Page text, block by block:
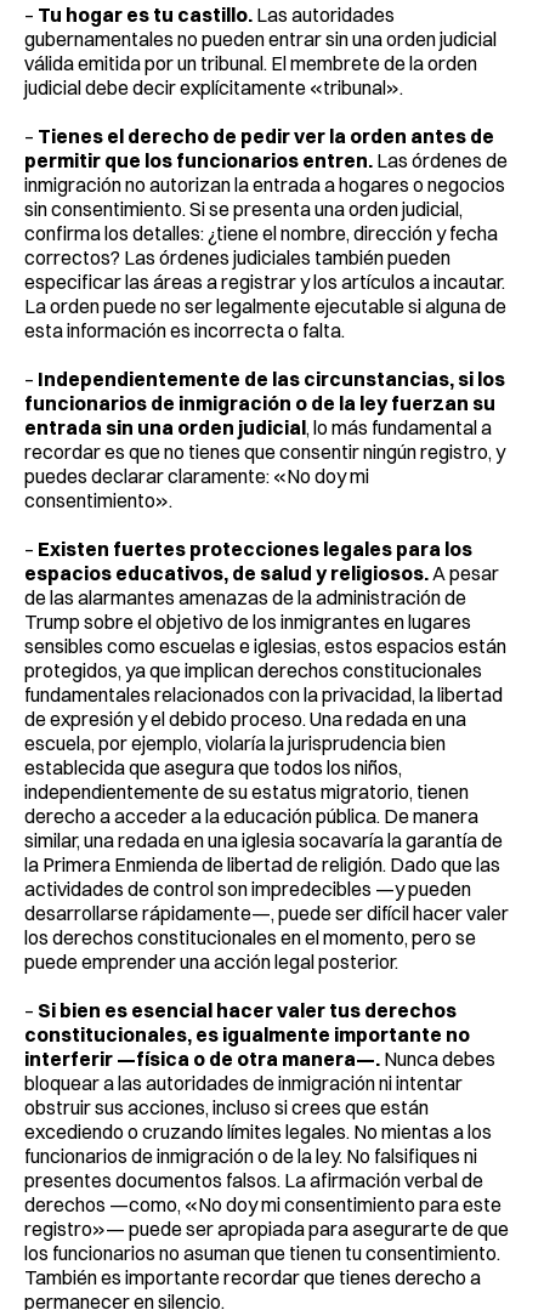
– Tu hogar es tu castillo. Las autoridades
gubernamentales no pueden entrar sin una orden judicial
válida emitida por un tribunal. El membrete de la orden
judicial debe decir explícitamente «tribunal».
– Tienes el derecho de pedir ver la orden antes de
permitir que los funcionarios entren. Las órdenes de
inmigración no autorizan la entrada a hogares o negocios
sin consentimiento. Si se presenta una orden judicial,
confirma los detalles: ¿tiene el nombre, dirección y fecha
correctos? Las órdenes judiciales también pueden
especificar las áreas a registrar y los artículos a incautar.
La orden puede no ser legalmente ejecutable si alguna de
esta información es incorrecta o falta.
– Independientemente de las circunstancias, si los
funcionarios de inmigración o de la ley fuerzan su
entrada sin una orden judicial, lo más fundamental a
recordar es que no tienes que consentir ningún registro, y
puedes declarar claramente: «No doy mi
consentimiento».
– Existen fuertes protecciones legales para los
espacios educativos, de salud y religiosos.A pesar
de las alarmantes amenazas de la administración de
Trump sobre el objetivo de los inmigrantes en lugares
sensibles como escuelas e iglesias, estos espacios están
protegidos, ya que implican derechos constitucionales
fundamentales relacionados con la privacidad, la libertad
de expresión y el debido proceso. Una redada en una
escuela, por ejemplo, violaría la jurisprudencia bien
establecida que asegura que todos los niños,
independientemente de su estatus migratorio, tienen
derecho a acceder a la educación pública. De manera
similar, una redada en una iglesia socavaría la garantía de
la Primera Enmienda de libertad de religión. Dado que las
actividades de control son impredecibles —y pueden
desarrollarse rápidamente—, puede ser difícil hacer valer
los derechos constitucionales en el momento, pero se
puede emprender una acción legal posterior.
– Si bien es esencial hacer valer tus derechos
constitucionales, es igualmente importante no
interferir —física o de otra manera—. Nunca debes
bloquear a las autoridades de inmigración ni intentar
obstruir sus acciones, incluso si crees que están
excediendo o cruzando límites legales. No mientas a los
funcionarios de inmigración o de la ley. No falsifiques ni
presentes documentos falsos. La afirmación verbal de
derechos —como, «No doy mi consentimiento para este
registro»— puede ser apropiada para asegurarte de que
los funcionarios no asuman que tienen tu consentimiento.
También es importante recordar que tienes derecho a
permanecer en silencio.